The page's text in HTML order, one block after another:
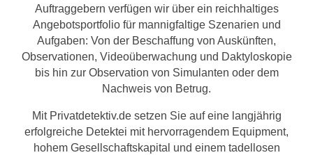
Auftraggebern verfügen wir über ein reichhaltiges
Angebotsportfolio für mannigfaltige Szenarien und
Aufgaben: Von der Beschaffung von Auskünften,
Observationen, Videoüberwachung und Daktyloskopie
bis hin zur Observation von Simulanten oder dem
Nachweis von Betrug.
Mit Privatdetektiv.de setzen Sie auf eine langjährig
erfolgreiche Detektei mit hervorragendem Equipment,
hohem Gesellschaftskapital und einem tadellosen